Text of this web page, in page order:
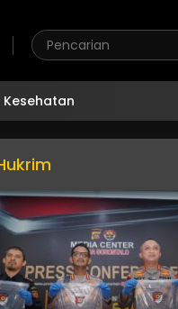
Kesehatan